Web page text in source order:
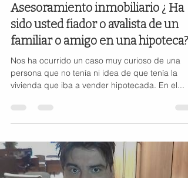
Asesoramiento inmobiliario ¿ Ha
sido usted fiador o avalista de un
familiar o amigo en una hipoteca?
Nos ha ocurrido un caso muy curioso de una
persona que no tenía ni idea de que tenía la
vivienda que iba a vender hipotecada. En el...